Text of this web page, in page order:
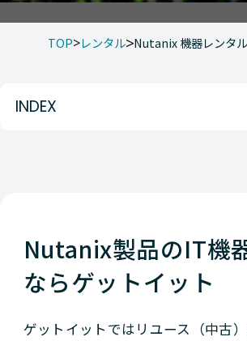
TOP レンタル Nutanix 機器レンタル
INDEX
Nutanix製品のIT機
ならゲットイット
ゲットイットではリユース（中古